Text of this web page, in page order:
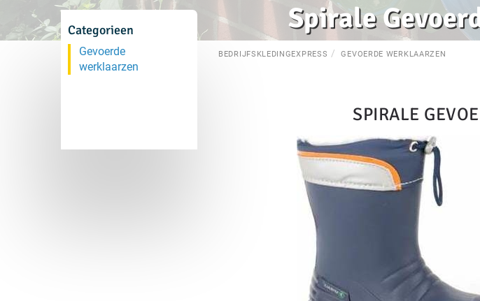
Spirale
BEDRIJFSKLEDINGEXPRESS GEVOERDE WERKLAARZEN
SPIRALE
Categorieen
Gevoerde
werklaarzen